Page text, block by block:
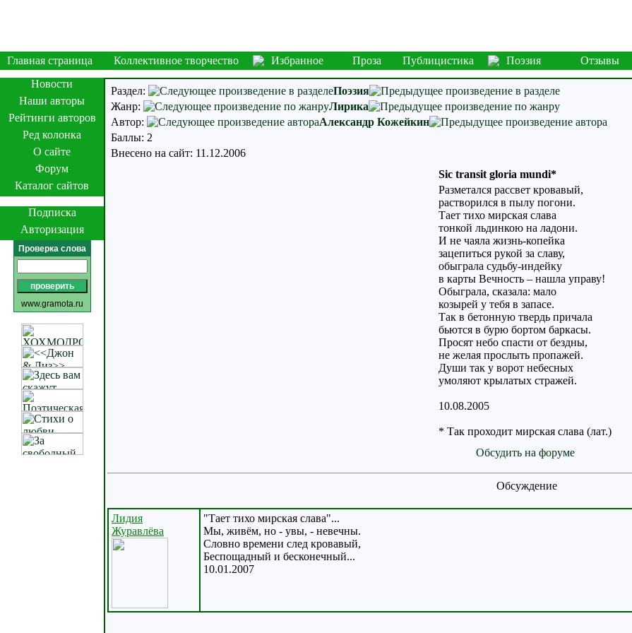
Главная страница Коллективное творчество Избранное Проза Публицистика Поэзия Отзывы
Новости
Наши авторы
Рейтинги авторов
Ред колонка
О сайте
Форум
Каталог сайтов
Подписка
Авторизация
Проверка слова
www.gramota.ru
Раздел:
Поэзия
Жанр:
Лирика
Автор:
Александр Кожейкин
Баллы: 2
Внесено на сайт: 11.12.2006
Sic transit gloria mundi*
Разметался рассвет кровавый,
растворился в пылу погони.
Тает тихо мирская слава
тонкой льдинкою на ладони.
И не чаяла жизнь-копейка
зацепиться рукой за славу,
обыграла судьбу-индейку
в карты Вечность – нашла управу!
Обыграла, сказала: мало
козырей у тебя в запасе.
Так в бетонную твердь причала
бьются в бурю бортом баркасы.
Просят небо спасти от бездны,
не желая прослыть пропажей.
Души так у ворот небесных
умоляют крылатых стражей.
10.08.2005
* Так проходит мирская слава (лат.)
Обсудить на форуме
Обсуждение
Лидия
Журавлёва
"Тает тихо мирская слава"...
Мы, живём, но - увы, - невечны.
Словно времени след кровавый,
Беспощадный и бесконечный...
10.01.2007